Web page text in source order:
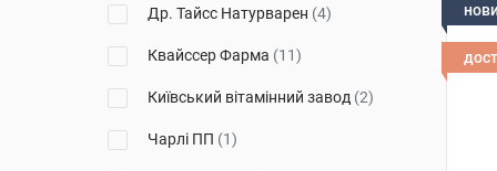
Др. Тайсс Натурварен (4)
Квайссер Фарма (11)
Київський вітамінний завод (2)
Чарлі ПП (1)